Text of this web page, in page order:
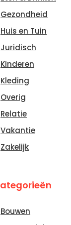
Gezondheid
Huis en Tuin
Juridisch
Kinderen
Kleding
Overig
Relatie
Vakantie
Zakelijk
Bouwen